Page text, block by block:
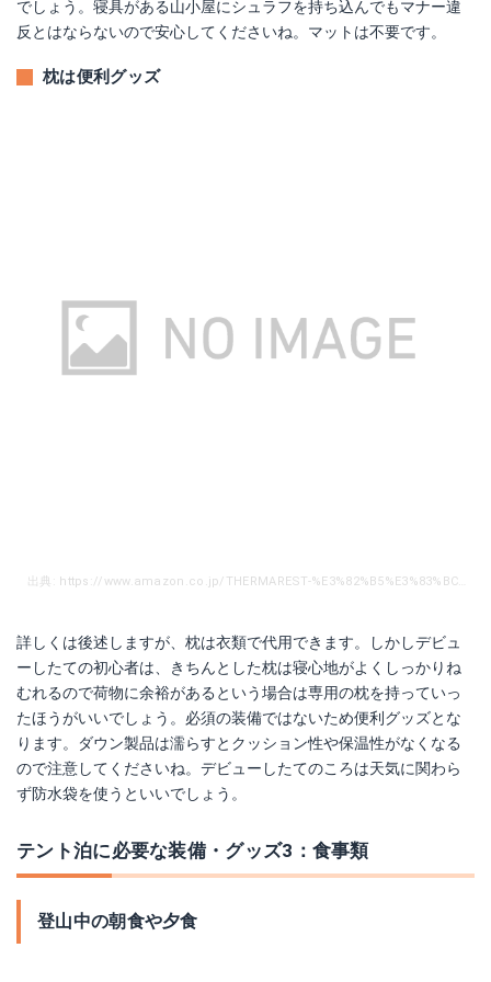
でしょう。寝具がある山小屋にシュラフを持ち込んでもマナー違
反とはならないので安心してくださいね。マットは不要です。
枕は便利グッズ
詳しくは後述しますが、枕は衣類で代用できます。しかしデビュ
ーしたての初心者は、きちんとした枕は寝心地がよくしっかりね
むれるので荷物に余裕があるという場合は専用の枕を持っていっ
たほうがいいでしょう。必須の装備ではないため便利グッズとな
ります。ダウン製品は濡らすとクッション性や保温性がなくなる
ので注意してくださいね。デビューしたてのころは天気に関わら
ず防水袋を使うといいでしょう。
テント泊に必要な装備・グッズ3：食事類
登山中の朝食や夕食